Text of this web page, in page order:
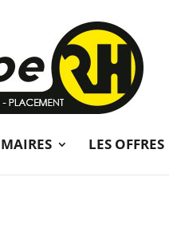
LES OFFRES